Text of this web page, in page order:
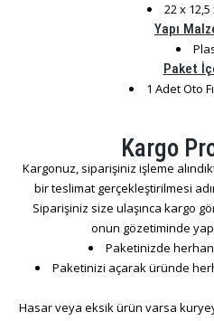
22 x 12,5
Yapı
Paket
1 Adet Oto
Kargo
Kargonuz, siparişiniz işleme
bir teslimat gerçekleştirilmesi
Siparişiniz size ulaşınca kargo
onun gözetiminde
Paketinizde
Paketinizi açarak üründe
Hasar veya eksik ürün varsa